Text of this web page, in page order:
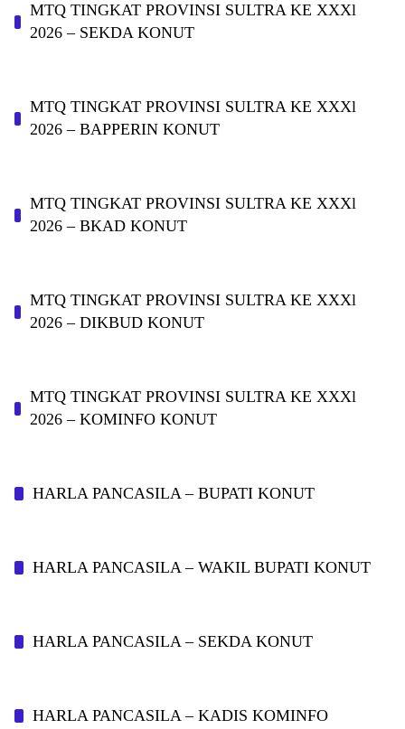
MTQ TINGKAT PROVINSI SULTRA KE XXXl
2026 – SEKDA KONUT
MTQ TINGKAT PROVINSI SULTRA KE XXXl
2026 – BAPPERIN KONUT
MTQ TINGKAT PROVINSI SULTRA KE XXXl
2026 – BKAD KONUT
MTQ TINGKAT PROVINSI SULTRA KE XXXl
2026 – DIKBUD KONUT
MTQ TINGKAT PROVINSI SULTRA KE XXXl
2026 – KOMINFO KONUT
HARLA PANCASILA – BUPATI KONUT
HARLA PANCASILA – WAKIL BUPATI KONUT
HARLA PANCASILA – SEKDA KONUT
HARLA PANCASILA – KADIS KOMINFO